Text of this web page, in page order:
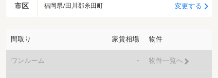
市区 福岡県/田川郡糸田町 変更する
間取り 家賃相場 物件
ワンルーム - 物件一覧へ